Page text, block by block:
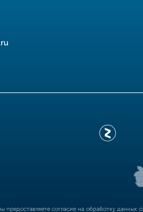
вы предоставляете согласие на обработку